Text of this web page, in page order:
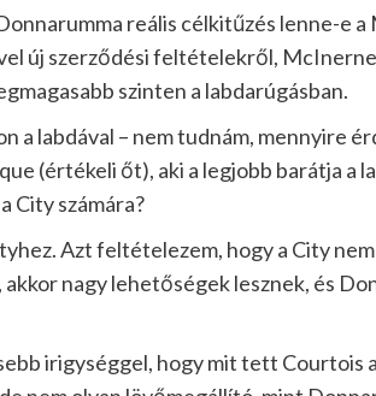
reális célkitűzés lenne-e a
új szerződési feltételekről,
szinten a labdarúgásban.
a labdával – nem tudnám, mennyire
(értékeli őt), aki a legjobb barátja a
City számára?
Azt feltételezem, hogy a City
nagy lehetőségek lesznek, és
irigységgel, hogy mit tett Courtois